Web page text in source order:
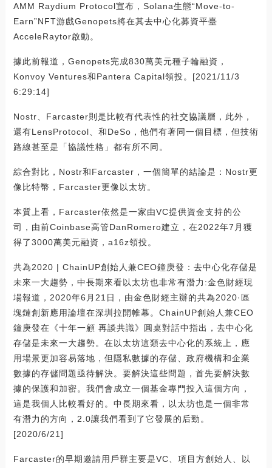
AMM Raydium Protocol宣布，Solana生態“Move-to-
Earn”NFT游戲Genopets將在其去中心化募資平臺
AcceleRaytor啟動。
據此前報道，Genopets完成830萬美元種子輪融資，
Konvoy Ventures和Pantera Capital領投。[2021/11/3
6:29:14]
Nostr、Farcaster則是比較有代表性的社交協議層，此外，
還有LensProtocol、和DeSo，他們有著同一個目標，但技術
路線甚至是「協議性格」都有所不同。
綜合對比，Nostr和Farcaster，一個簡單的結論是：Nostr更
像比特幣，Farcaster更像以太坊。
本質上看，Farcaster依然是一家由VC提供資金支持的公
司，由前Coinbase高管DanRomero建立，在2022年7月獲
得了3000萬美元融資，a16z領投。
共為2020 | ChainUP創始人兼CEO鐘庚發：去中心化存儲是
未來一大趨勢，中長期來看以太坊也非常有潛力:金色財經現
場報道，2020年6月21日，由金色財經主辦的共為2020·區
塊鏈創新應用論壇在深圳拉開帷幕。ChainUP創始人兼CEO
鐘庚發在《十年一顧 再談共識》圓桌對話中指出，去中心化
存儲是未來一大趨勢。在以太坊這類去中心化的系統上，應
用場景更加容易落地，但隱私數據的存儲、政府機構和企業
數據的存儲問題亟待解決。要解決這些問題，首先要解決數
據的保護和加密。我們會成立一個基金專門投入這個方向，
這是我個人比較看好的。中長期來看，以太坊也是一個非常
有潛力的方向，2.0讓我們看到了它發展的后勁。
[2020/6/21]
Farcaster的早期邀請用戶群主要是VC、項目方創始人、以